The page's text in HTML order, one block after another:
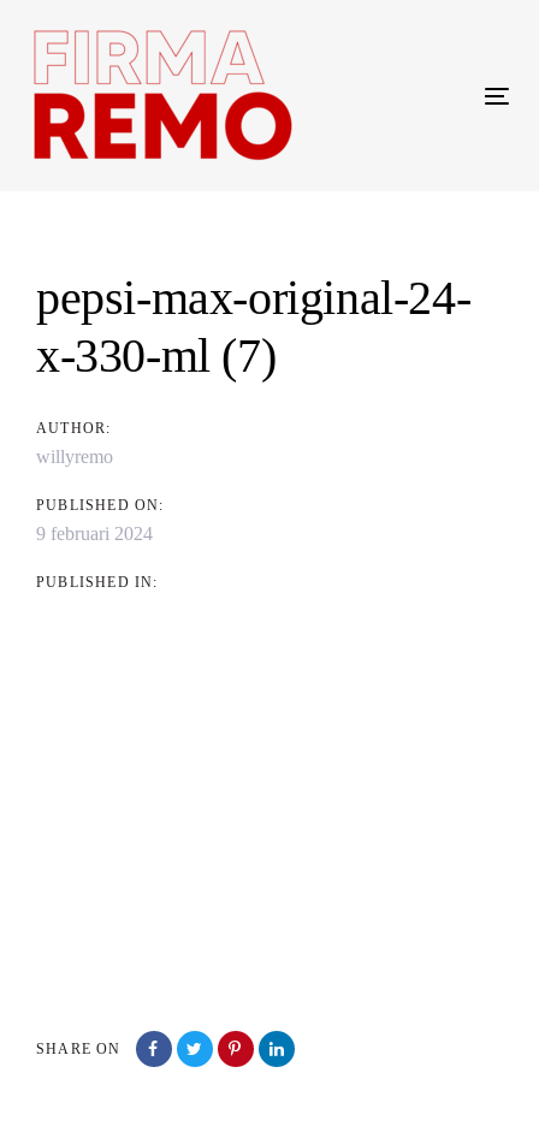
content
pepsi-max-original-24-
x-330-ml (7)
AUTHOR:
willyremo
PUBLISHED ON:
9 februari 2024
PUBLISHED IN:
SHARE ON
navigation